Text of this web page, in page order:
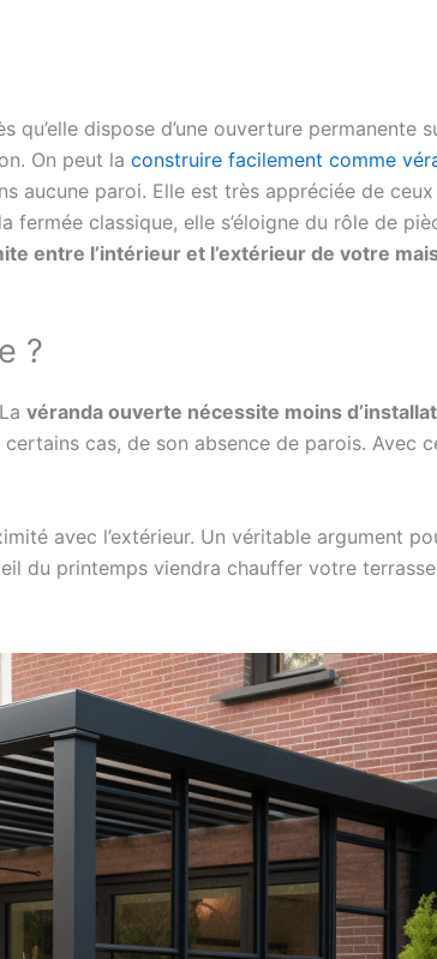
dispose d’une ouverture permanente
On peut la construire facilement comme
aucune paroi. Elle est très appréciée de
classique, elle s’éloigne du rôle de
entre l’intérieur et l’extérieur de votre
?
véranda ouverte nécessite moins
cas, de son absence de parois. Avec
avec l’extérieur. Un véritable argument
du printemps viendra chauffer votre